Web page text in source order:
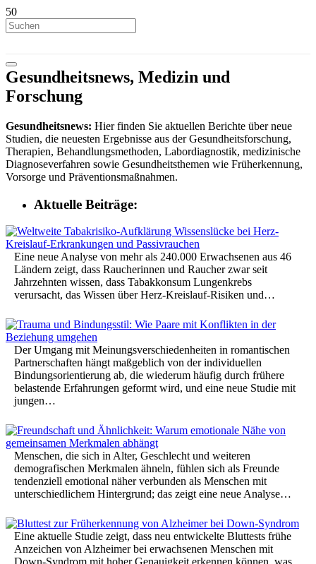
Gesundheitsnews, Medizin und
Forschung
Gesundheitsnews: Hier finden Sie aktuellen Berichte über neue
Studien, die neuesten Ergebnisse aus der Gesundheitsforschung,
Therapien, Behandlungsmethoden, Labordiagnostik, medizinische
Diagnoseverfahren sowie Gesundheitsthemen wie Früherkennung,
Vorsorge und Präventionsmaßnahmen.
Aktuelle Beiträge:
Eine neue Analyse von mehr als 240.000 Erwachsenen aus 46
Ländern zeigt, dass Raucherinnen und Raucher zwar seit
Jahrzehnten wissen, dass Tabakkonsum Lungenkrebs
verursacht, das Wissen über Herz-Kreislauf-Risiken und…
Der Umgang mit Meinungsverschiedenheiten in romantischen
Partnerschaften hängt maßgeblich von der individuellen
Bindungsorientierung ab, die wiederum häufig durch frühere
belastende Erfahrungen geformt wird, und eine neue Studie mit
jungen…
Menschen, die sich in Alter, Geschlecht und weiteren
demografischen Merkmalen ähneln, fühlen sich als Freunde
tendenziell emotional näher verbunden als Menschen mit
unterschiedlichem Hintergrund; das zeigt eine neue Analyse…
Eine aktuelle Studie zeigt, dass neu entwickelte Bluttests frühe
Anzeichen von Alzheimer bei erwachsenen Menschen mit